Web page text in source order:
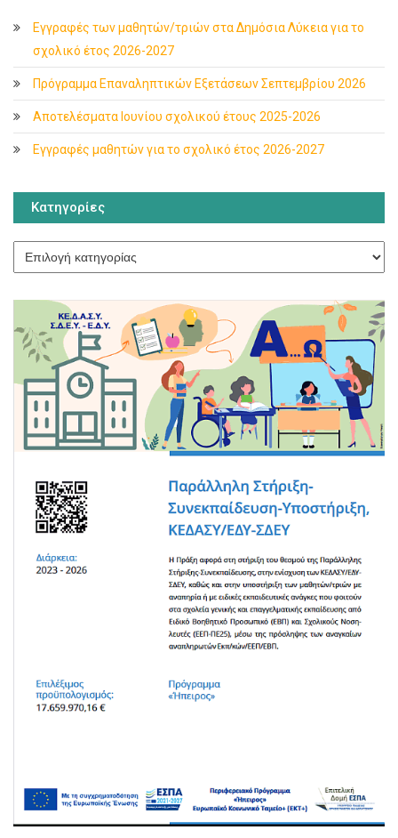
Εγγραφές των μαθητών/τριών στα Δημόσια Λύκεια για το
σχολικό έτος 2026-2027
Πρόγραμμα Επαναληπτικών Εξετάσεων Σεπτεμβρίου 2026
Αποτελέσματα Ιουνίου σχολικού έτους 2025-2026
Εγγραφές μαθητών για το σχολικό έτος 2026-2027
Κατηγορίες
Κατηγορίες